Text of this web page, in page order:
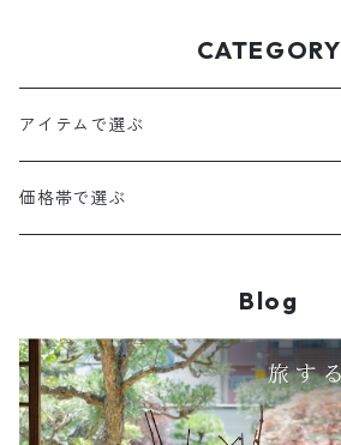
CATEGORY
アイテムで選ぶ
メディテーションアメニティ
詰換
定期便
メディテーションアメニティ
アロマウォーター
価格帯で選ぶ
3000円以下
5000円以下
Blog